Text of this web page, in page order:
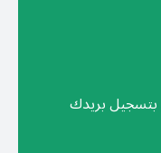
بتسجيل بريدك